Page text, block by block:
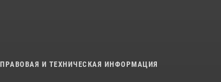
ПРАВОВАЯ И ТЕХНИЧЕСКАЯ ИНФОРМАЦИЯ